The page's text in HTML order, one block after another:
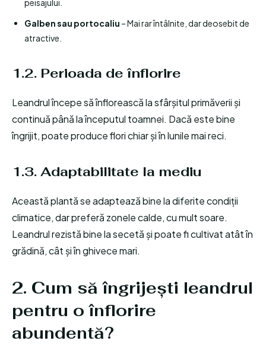
peisajului.
Galben sau portocaliu – Mai rar întâlnite, dar deosebit de
atractive.
1.2. Perioada de înflorire
Leandrul începe să înflorească la sfârșitul primăverii și
continuă până la începutul toamnei. Dacă este bine
îngrijit, poate produce flori chiar și în lunile mai reci.
1.3. Adaptabilitate la mediu
Această plantă se adaptează bine la diferite condiții
climatice, dar preferă zonele calde, cu mult soare.
Leandrul rezistă bine la secetă și poate fi cultivat atât în
grădină, cât și în ghivece mari.
2. Cum să îngrijești leandrul
pentru o înflorire
abundentă?